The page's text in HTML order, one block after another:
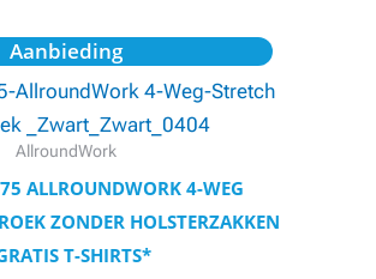
productpagina
Aanbieding
AllroundWork
ALLROUNDWORK 4-WEG
ZONDER HOLSTERZAKKEN
T-SHIRTS*
Oorspronkelijke
prijs
was:
€109,40.
Huidige
prijs
is:
€98,23.
Dit
product
heeft
meerdere
variaties.
Deze
optie